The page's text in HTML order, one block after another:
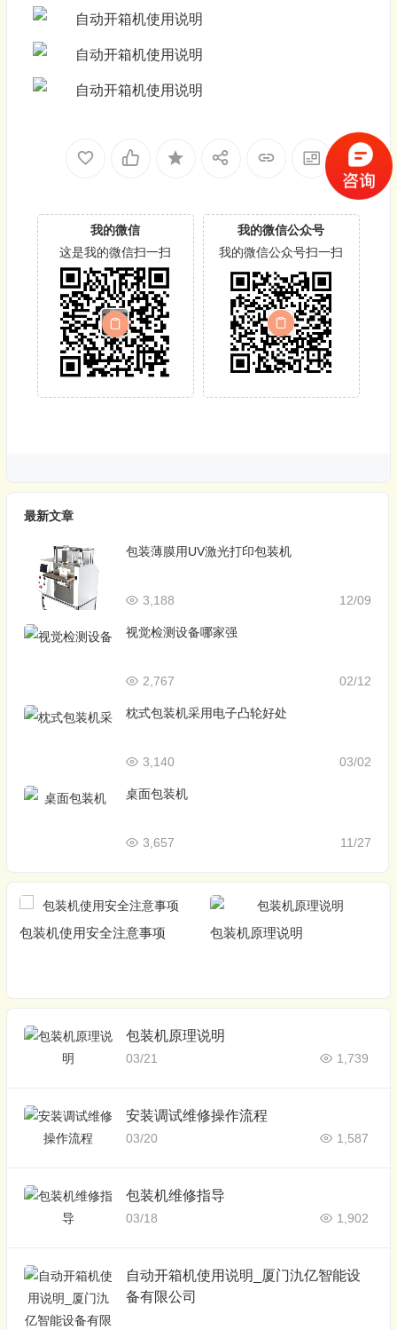
我的微信
这是我的微信扫一扫
我的微信公众号
我的微信公众号扫一扫
最新文章
包装薄膜用UV激光打印包装机
12/09
3,188
视觉检测设备哪家强
02/12
2,767
枕式包装机采用电子凸轮好处
03/02
3,140
桌面包装机
11/27
3,657
包装机使用安全注意事项 包装机原理说明
包装机原理说明
03/21 1,739
安装调试维修操作流程
03/20 1,587
包装机维修指导
03/18 1,902
自动开箱机使用说明_厦门氿亿智能设
备有限公司